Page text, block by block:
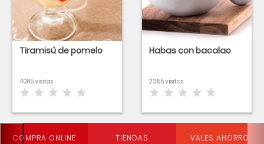
Tiramisú de pomelo
4085 visitas
Habas con bacalao
2355 visitas
COMPRA ONLINE TIENDAS VALES AHORRO